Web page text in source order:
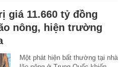
giá 11.660 tỷ đồng
nông, hiện trường
Một phát hiện bất thường tại nhà